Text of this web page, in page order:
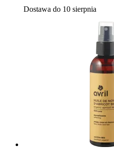
Dostawa do 10 sierpnia